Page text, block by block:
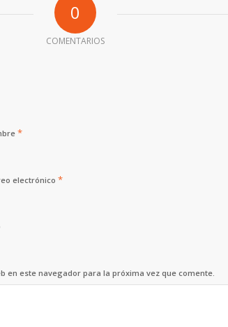
0
COMENTARIOS
*
electrónico *
en este navegador para la próxima vez que comente.